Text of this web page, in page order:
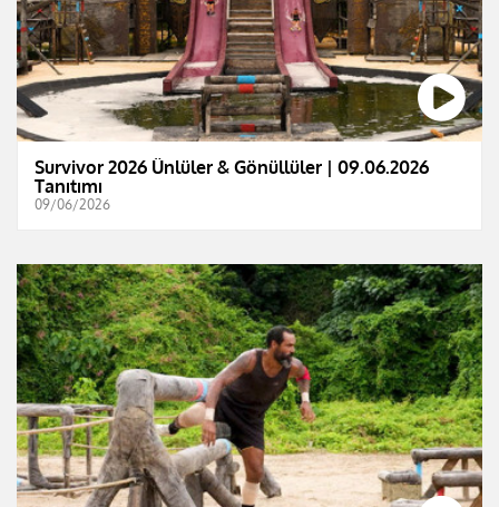
Survivor 2026 Ünlüler & Gönüllüler | 09.06.2026
Tanıtımı
09/06/2026